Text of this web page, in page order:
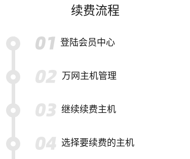
续费流程
登陆会员中心
万网主机管理
继续续费主机
选择要续费的主机